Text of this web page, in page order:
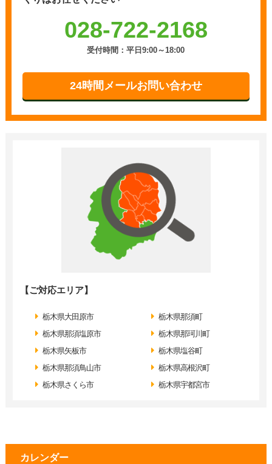
028-722-2168
受付時間：平日9:00～18:00
24時間メールお問い合わせ
【ご対応エリア】
栃木県大田原市
栃木県那須塩原市
栃木県矢板市
栃木県那須鳥山市
栃木県さくら市
栃木県那須町
栃木県那珂川町
栃木県塩谷町
栃木県高根沢町
栃木県宇都宮市
カレンダー